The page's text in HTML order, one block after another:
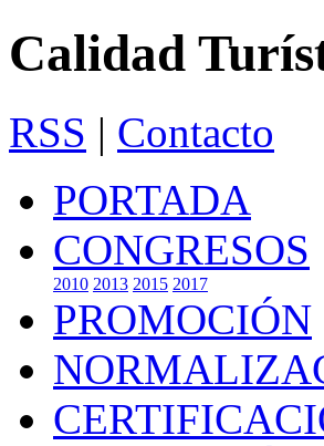
Calidad
RSS | Contacto
PORTADA
CONGRESOS
2010 2013 2015 2017
PROMOCIÓN